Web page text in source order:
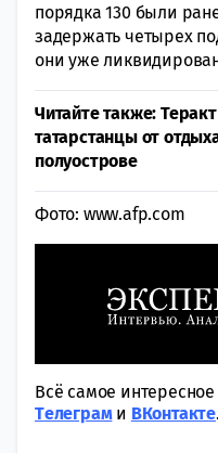
порядка 130 были
задержать четырех
они уже
Читайте также:
татарстанцы от
полуострове
Фото: www.afp.com
Всё самое
Tелеграми ВКонтакте.